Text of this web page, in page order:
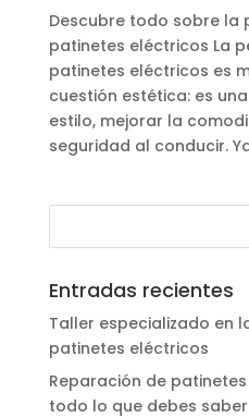
Descubre todo sobre la
patinetes eléctricos La
patinetes eléctricos es
cuestión estética: es
estilo, mejorar la
seguridad al conducir.
Entradas recientes
Taller especializado en
patinetes eléctricos
Reparación de
todo lo que debes saber